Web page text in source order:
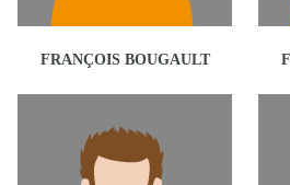
FRANÇOIS BOUGAULT